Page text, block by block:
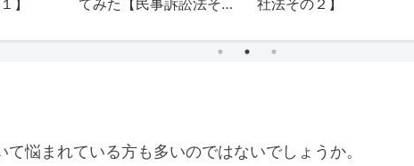
】
てみた【民事訴訟法その
社法その２】
悩まれている方も多いのではないでしょうか。